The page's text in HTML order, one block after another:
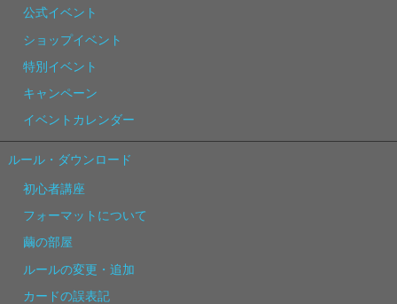
公式イベント
ショップイベント
特別イベント
キャンペーン
イベントカレンダー
ルール・ダウンロード
初心者講座
フォーマットについて
繭の部屋
ルールの変更・追加
カードの誤表記